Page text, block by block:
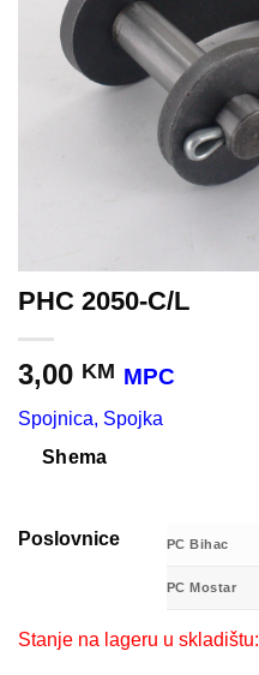
PHC 2050-C/L
3,00 KM MPC
Spojnica, Spojka
Shema
Poslovnice PC Bihac
PC Mostar
Stanje na lageru u skladištu: